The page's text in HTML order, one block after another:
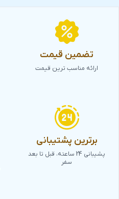
تضمین قیمت
ارائه مناسب ترین قیمت
برترین پشتیبانی
پشیبانی 24 ساعته، قبل تا بعد
سفر